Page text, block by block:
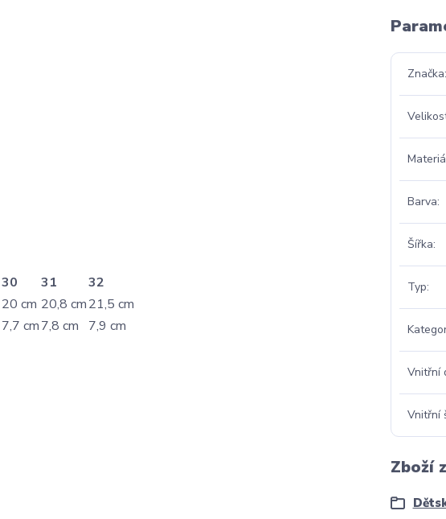
30 31
32
20 cm 20,8 cm21,5 cm
7,7 cm7,8 cm 7,9 cm
Značka
Barva
Šířka
Typ
Vnitřní
Vnitřní
Zboží